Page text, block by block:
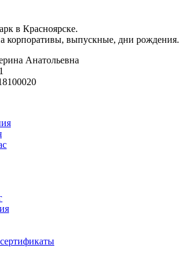
в Красноярске.
корпоративы, выпускные, дни рождения.
Анатольевна